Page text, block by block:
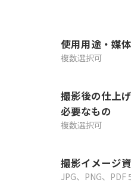
使用用途・媒体
複数選択可
撮影後の仕上
必要なもの
複数選択可
撮影イメージ
JPG、PNG、PDF